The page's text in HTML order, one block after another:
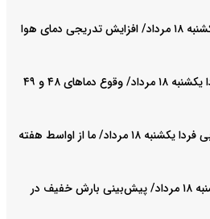
پیش بینی هوای مشهد فردا یکشنبه ۱۸ مرداد/ افزایش تدریجی دمای هوا
پیش بینی هوای خوزستان فردا یکشنبه ۱۸ مرداد/ وقوع دما‌های ۴۸ و ۴۹
پیش بینی هوای آذربایجان غربی فردا یکشنبه ۱۸ مرداد/ ما از اواسط هفته
پیش بینی هوای البرز فردا یکشنبه ۱۸ مرداد/ پیش‌بینی بارش خفیف در